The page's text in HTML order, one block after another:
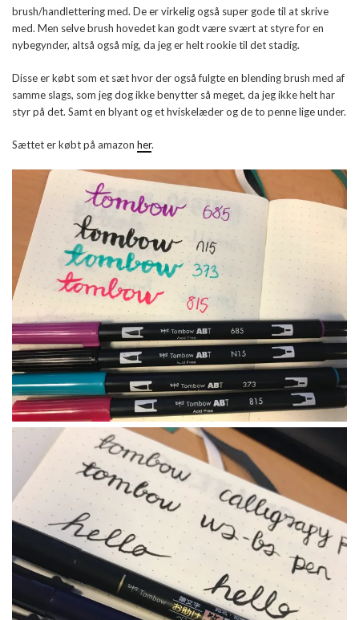
brush/handlettering med. De er virkelig også super gode til at skrive
med. Men selve brush hovedet kan godt være svært at styre for en
nybegynder, altså også mig, da jeg er helt rookie til det stadig.
Disse er købt som et sæt hvor der også fulgte en blending brush med af
samme slags, som jeg dog ikke benytter så meget, da jeg ikke helt har
styr på det. Samt en blyant og et hviskelæder og de to penne lige under.
Sættet er købt på amazon her.